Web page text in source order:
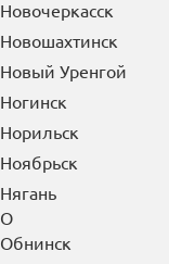
Новочеркасск
Новошахтинск
Новый Уренгой
Ногинск
Норильск
Ноябрьск
Нягань
О
Обнинск